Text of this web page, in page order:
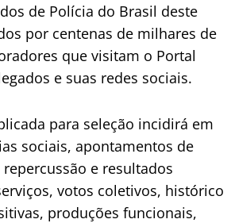
de Polícia do Brasil deste
por centenas de milhares de
que visitam o Portal
e suas redes sociais.
para seleção incidirá em
sociais, apontamentos de
repercussão e resultados
votos coletivos, histórico
produções funcionais,